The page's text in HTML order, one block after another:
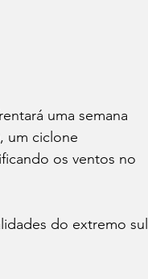
uma semana
um ciclone
os ventos no
do extremo sul